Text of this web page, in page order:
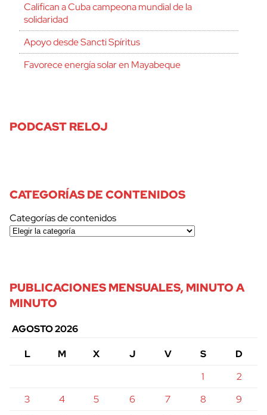
Califican a Cuba campeona mundial de la
solidaridad
Apoyo desde Sancti Spíritus
Favorece energía solar en Mayabeque
PODCAST RELOJ
CATEGORÍAS DE CONTENIDOS
Categorías de contenidos
PUBLICACIONES MENSUALES, MINUTO A
MINUTO
AGOSTO 2026
L
M X J V S
D
1
2
3
4 5 6 7 8
9